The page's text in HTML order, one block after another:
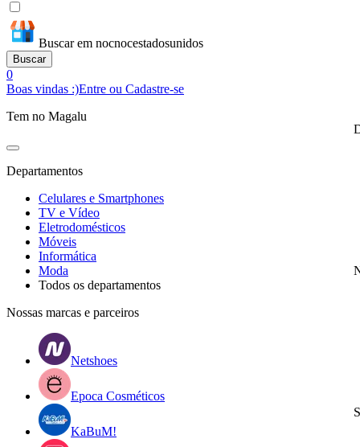
Buscar em nocnocestadosunidos
Buscar
0
Boas vindas :)Entre ou Cadastre-se
Tem no Magalu
Departamentos
Celulares e Smartphones
TV e Vídeo
Eletrodomésticos
Móveis
Informática
Moda
Todos os departamentos
Nossas marcas e parceiros
Netshoes
Epoca Cosméticos
KaBuM!